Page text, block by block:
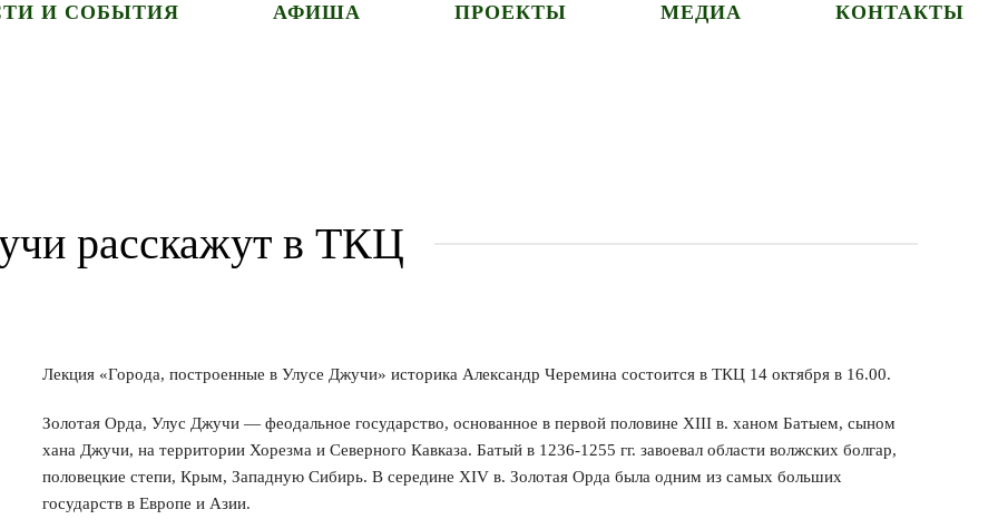
И СОБЫТИЯ АФИША ПРОЕКТЫ МЕДИА КОНТАКТЫ
расскажут в ТКЦ
Лекция «Города, построенные в Улусе Джучи» историка Александр Черемина состоится в ТКЦ 14 октября в 16.00.
Золотая Орда, Улус Джучи — феодальное государство, основанное в первой половине XIII в. ханом Батыем, сыном
хана Джучи, на территории Хорезма и Северного Кавказа. Батый в 1236-1255 гг. завоевал области волжских болгар,
половецкие степи, Крым, Западную Сибирь. В середине XIV в. Золотая Орда была одним из самых больших
государств в Европе и Азии.